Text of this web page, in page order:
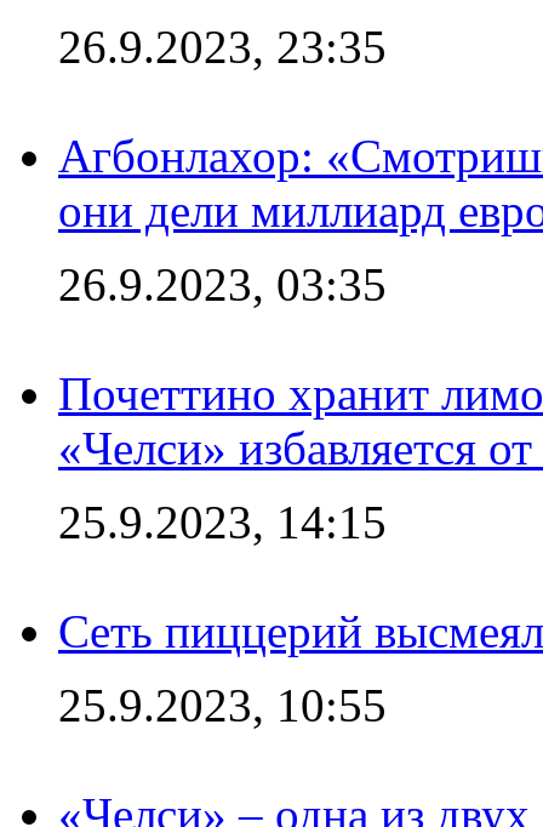
26.9.2023, 23:35
Агбонлахор:
они дели миллиард
26.9.2023, 03:35
Почеттино хранит
«Челси» избавляется
25.9.2023, 14:15
Сеть пиццерий
25.9.2023, 10:55
«Челси» – одна из